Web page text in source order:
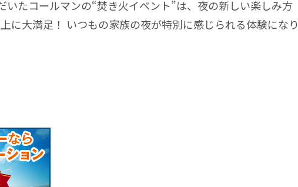
いたコールマンの“焚き火イベント”は、夜の新しい楽しみ方
に大満足！ いつもの家族の夜が特別に感じられる体験になり